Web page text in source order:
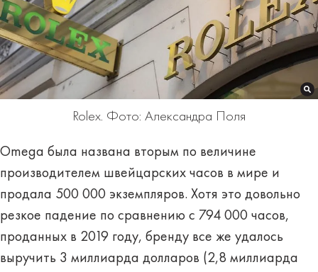
Rolex. Фото: Александра Поля
Omega была названа вторым по величине
производителем швейцарских часов в мире и
продала 500 000 экземпляров. Хотя это довольно
резкое падение по сравнению с 794 000 часов,
проданных в 2019 году, бренду все же удалось
выручить 3 миллиарда долларов (2,8 миллиарда